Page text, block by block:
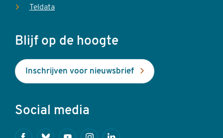
Teldata
Blijf op de hoogte
Inschrijven voor nieuwsbrief
Social media